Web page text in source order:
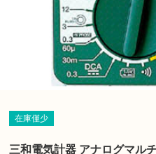
在庫僅少
三和電気計器 アナログマル